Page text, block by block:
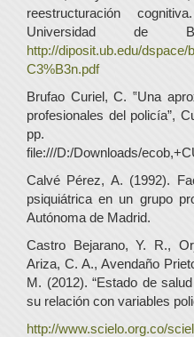
reestructuración
Universidad de
http://diposit.ub.edu/
C3%B3n.pdf
Brufao Curiel, C. ‟Una
profesionales del policía”,
pp.
file:///D:/Downloads/
Calvé Pérez, A. (1992).
psiquiátrica en un grupo
Autónoma de Madrid.
Castro Bejarano, Y. R.,
Ariza, C. A., Avendaño
M. (2012). “Estado de
su relación con variables
http://www.scielo.org.co/